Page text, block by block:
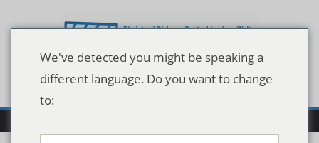
Inhalt
We've detected you might be speaking a
different language. Do you want to change
to: